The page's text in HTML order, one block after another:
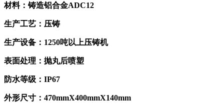
材料：铸造铝合金ADC12
生产工艺：压铸
生产设备：1250吨以上压铸机
表面处理：抛丸后喷塑
防水等级：IP67
外形尺寸：470mmX400mmX140mm